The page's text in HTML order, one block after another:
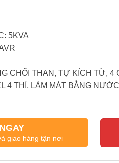
5KVA
CHỔI THAN, TỰ KÍCH TỪ,
4 THÌ, LÀM MÁT BẰNG
giao hàng tận nơi